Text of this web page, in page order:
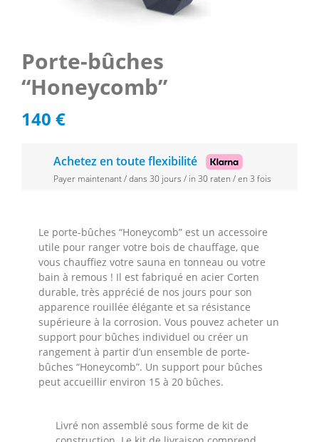
Porte-bûches
“Honeycomb”
140 €
Achetez en toute flexibilité
Payer maintenant / dans 30 jours / in 30 raten / en 3 fois
Le porte-bûches “Honeycomb” est un accessoire
utile pour ranger votre bois de chauffage, que
vous chauffiez votre sauna en tonneau ou votre
bain à remous ! Il est fabriqué en acier Corten
durable, très apprécié de nos jours pour son
apparence rouillée élégante et sa résistance
supérieure à la corrosion. Vous pouvez acheter un
support pour bûches individuel ou créer un
rangement à partir d’un ensemble de porte-
bûches “Honeycomb”. Un support pour bûches
peut accueillir environ 15 à 20 bûches.
Livré non assemblé sous forme de kit de